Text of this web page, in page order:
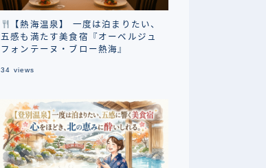
【熱海温泉】 一度は泊まりたい、
五感も満たす美食宿『オーベルジュ
フォンテーヌ・ブロー熱海』
34 views